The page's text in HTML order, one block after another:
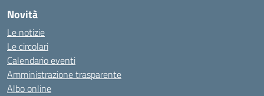
Novità
Le notizie
Le circolari
Calendario eventi
Amministrazione trasparente
Albo online